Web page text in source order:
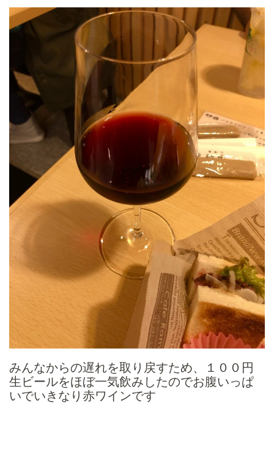
みんなからの遅れを取り戻すため、１００円
生ビールをほぼ一気飲みしたのでお腹いっぱ
いでいきなり赤ワインです